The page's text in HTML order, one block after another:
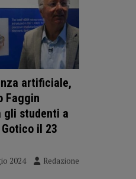
artificiale,
Faggin
gli studenti a
il 23
2024
Redazione